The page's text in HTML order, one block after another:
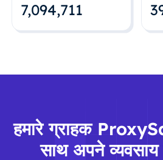
7,094,712
हमारे ग्राहक
साथ अपने व्यवसाय